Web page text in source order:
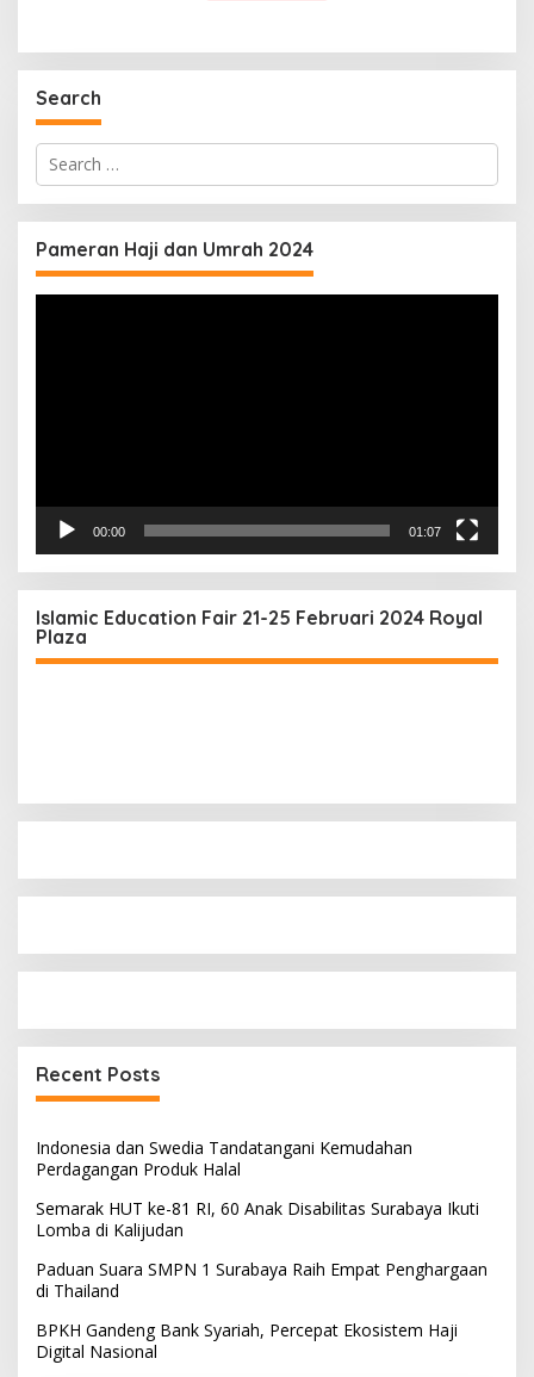
Search
Search
for:
Pameran Haji dan Umrah 2024
00:00 01:07
Islamic Education Fair 21-25 Februari 2024 Royal
Plaza
Recent Posts
Indonesia dan Swedia Tandatangani Kemudahan
Perdagangan Produk Halal
Semarak HUT ke-81 RI, 60 Anak Disabilitas Surabaya Ikuti
Lomba di Kalijudan
Paduan Suara SMPN 1 Surabaya Raih Empat Penghargaan
di Thailand
BPKH Gandeng Bank Syariah, Percepat Ekosistem Haji
Digital Nasional